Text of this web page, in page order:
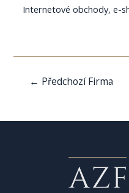
Internetové obchody, e-
Navigace
← Předchozí Firma